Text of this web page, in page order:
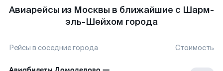
Авиарейсы из Москвы в ближайшие с Шарм-
эль-Шейхом города
Рейсы в соседние города Стоимость